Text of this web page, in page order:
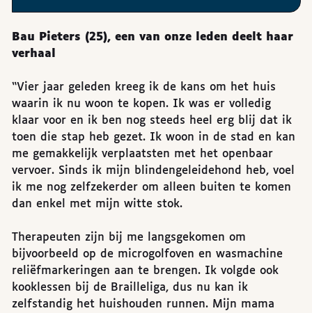
Bau Pieters (25), een van onze leden deelt haar
verhaal
“Vier jaar geleden kreeg ik de kans om het huis
waarin ik nu woon te kopen. Ik was er volledig
klaar voor en ik ben nog steeds heel erg blij dat ik
toen die stap heb gezet. Ik woon in de stad en kan
me gemakkelijk verplaatsten met het openbaar
vervoer. Sinds ik mijn blindengeleidehond heb, voel
ik me nog zelfzekerder om alleen buiten te komen
dan enkel met mijn witte stok.
Therapeuten zijn bij me langsgekomen om
bijvoorbeeld op de microgolfoven en wasmachine
reliëfmarkeringen aan te brengen. Ik volgde ook
kooklessen bij de Brailleliga, dus nu kan ik
zelfstandig het huishouden runnen. Mijn mama